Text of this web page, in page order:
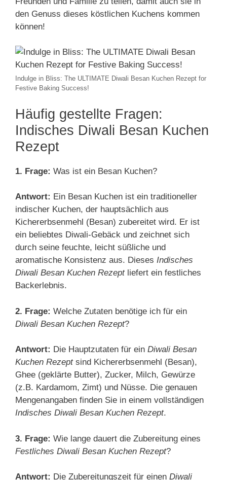
den Genuss dieses köstlichen Kuchens kommen
können!
Indulge in Bliss: The ULTIMATE Diwali Besan Kuchen Rezept for
Festive Baking Success!
Häufig gestellte Fragen:
Indisches Diwali Besan Kuchen
Rezept
1. Frage: Was ist ein Besan Kuchen?
Antwort: Ein Besan Kuchen ist ein traditioneller
indischer Kuchen, der hauptsächlich aus
Kichererbsenmehl (Besan) zubereitet wird. Er ist
ein beliebtes Diwali-Gebäck und zeichnet sich
durch seine feuchte, leicht süßliche und
aromatische Konsistenz aus. Dieses Indisches
Diwali Besan Kuchen Rezeptliefert ein festliches
Backerlebnis.
2. Frage: Welche Zutaten benötige ich für ein
Diwali Besan Kuchen Rezept?
Antwort: Die Hauptzutaten für ein Diwali Besan
Kuchen Rezeptsind Kichererbsenmehl (Besan),
Ghee (geklärte Butter), Zucker, Milch, Gewürze
(z.B. Kardamom, Zimt) und Nüsse. Die genauen
Mengenangaben finden Sie in einem vollständigen
Indisches Diwali Besan Kuchen Rezept.
3. Frage: Wie lange dauert die Zubereitung eines
Festliches Diwali Besan Kuchen Rezept?
Antwort: Die Zubereitungszeit für einen Diwali